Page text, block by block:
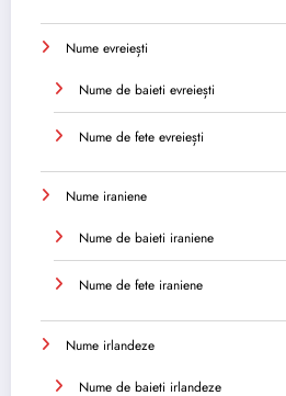
Nume evreiești
Nume de baieti evreiești
Nume de fete evreiești
Nume iraniene
Nume de baieti iraniene
Nume de fete iraniene
Nume irlandeze
Nume de baieti irlandeze